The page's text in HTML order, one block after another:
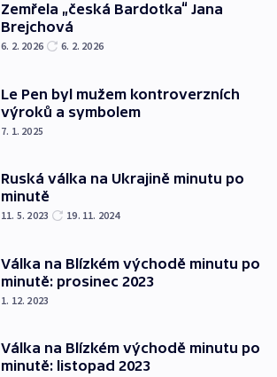
Zemřela „česká Bardotka“ Jana
Brejchová
6. 2. 2026 6. 2. 2026
Le Pen byl mužem kontroverzních
výroků a symbolem
7. 1. 2025
Ruská válka na Ukrajině minutu po
minutě
11. 5. 2023 19. 11. 2024
Válka na Blízkém východě minutu po
minutě: prosinec 2023
1. 12. 2023
Válka na Blízkém východě minutu po
minutě: listopad 2023